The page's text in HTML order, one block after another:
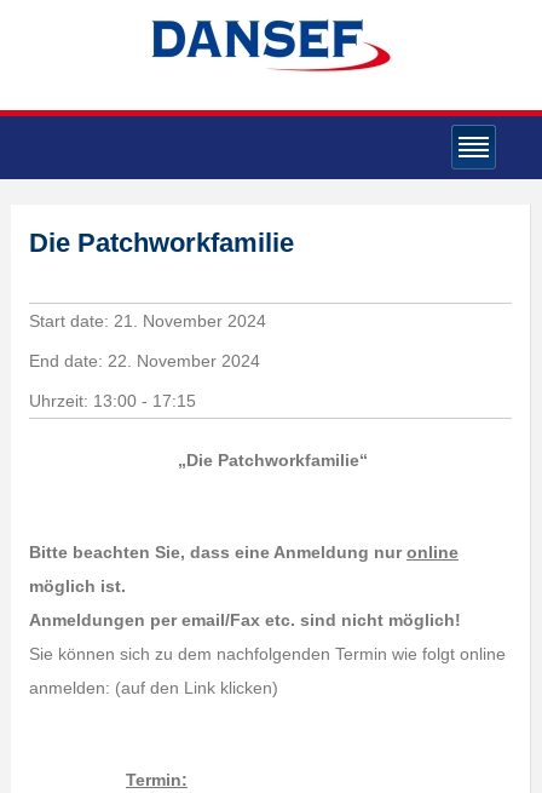
Die Patchworkfamilie
Start date: 21. November 2024
End date: 22. November 2024
Uhrzeit: 13:00 - 17:15
„Die Patchworkfamilie“
Bitte beachten Sie, dass eine Anmeldung nuronline
möglich ist.
Anmeldungen per email/Fax etc. sind nicht möglich!
Sie können sich zu dem nachfolgenden Termin wie folgt online
anmelden: (auf den Link klicken)
Termin: